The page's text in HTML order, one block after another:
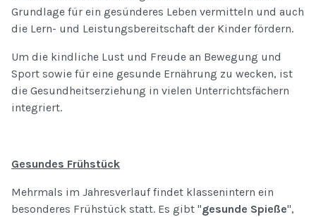
Grundlage für ein gesünderes Leben vermitteln und auch
die Lern- und Leistungsbereitschaft der Kinder fördern.
Um die kindliche Lust und Freude an Bewegung und
Sport sowie für eine gesunde Ernährung zu wecken, ist
die Gesundheitserziehung in vielen Unterrichtsfächern
integriert.
Gesundes Frühstück
Mehrmals im Jahresverlauf findet klassenintern ein
besonderes Frühstück statt. Es gibt "gesunde Spieße",